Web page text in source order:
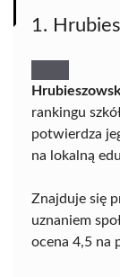
1.
rankingu
potwierdza
na lokalną
Znajduje się
uznaniem
ocena 4,5 na